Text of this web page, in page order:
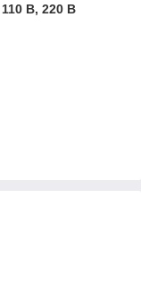
В, 220 В